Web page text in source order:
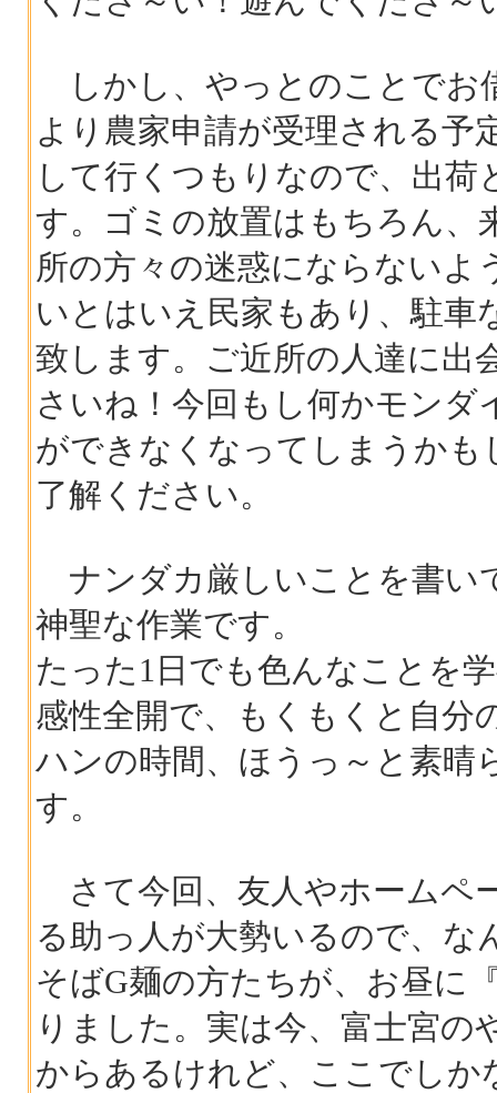
しかし、やっとのことでお
より農家申請が受理される予
して行くつもりなので、出
す。ゴミの放置はもちろん、
所の方々の迷惑にならないよ
いとはいえ民家もあり、駐
致します。ご近所の人達に出
さいね！今回もし何かモン
ができなくなってしまうか
了解ください。
ナンダカ厳しいことを書い
神聖な作業です。
たった1日でも色んなことを
感性全開で、もくもくと自分
ハンの時間、ほうっ～と素晴
す。
さて今回、友人やホームペ
る助っ人が大勢いるので、な
そばG麺の方たちが、お昼に
りました。実は今、富士宮の
からあるけれど、ここでし